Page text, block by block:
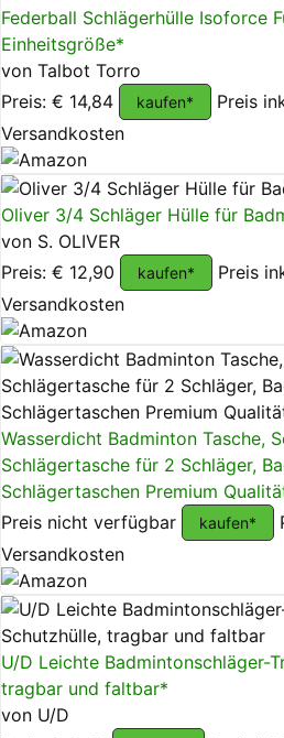
Federball Schlägerhülle Isoforce
Einheitsgröße*
von Talbot Torro
Preis: € 14,84
kaufen*
Preis
Versandkosten
Oliver 3/4 Schläger Hülle für
von S. OLIVER
Preis: € 12,90
kaufen*
Preis
Versandkosten
Wasserdicht Badminton Tasche,
Schlägertasche für 2 Schläger,
Schlägertaschen Premium
Preis nicht verfügbar
kaufen*
Versandkosten
U/D Leichte Badmintonschläger-
tragbar und faltbar*
von U/D